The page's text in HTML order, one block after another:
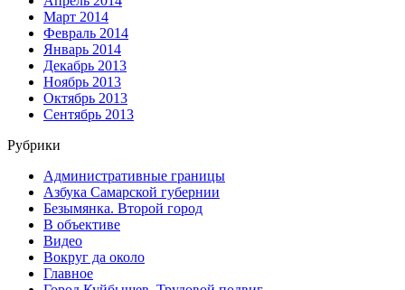
Март 2014
Февраль 2014
Январь 2014
Декабрь 2013
Ноябрь 2013
Октябрь 2013
Сентябрь 2013
Рубрики
Административные границы
Азбука Самарской губернии
Безымянка. Второй город
В объективе
Видео
Вокруг да около
Главное